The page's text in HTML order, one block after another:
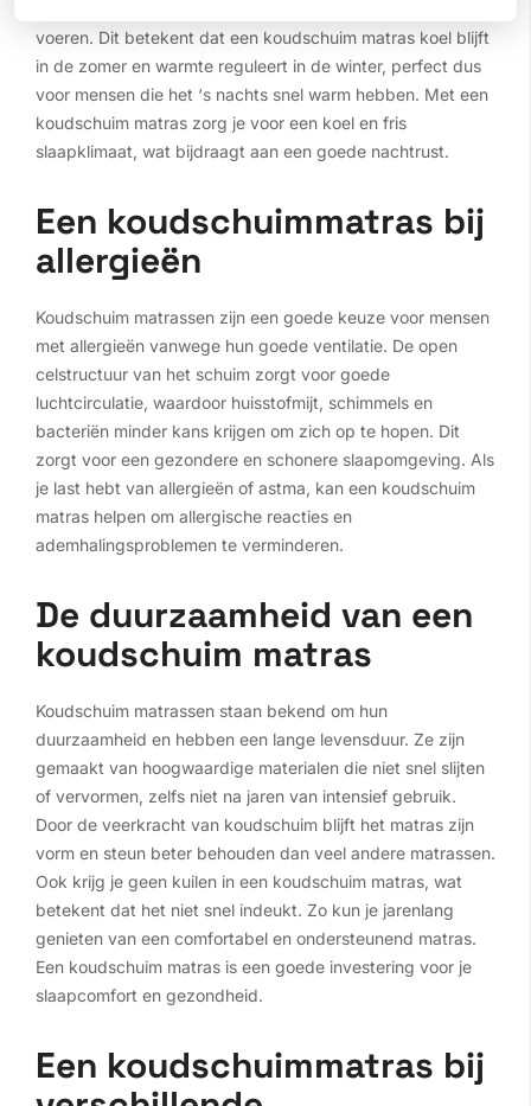
voeren. Dit betekent dat een koudschuim matras koel blijft
in de zomer en warmte reguleert in de winter, perfect dus
voor mensen die het ‘s nachts snel warm hebben. Met een
koudschuim matras zorg je voor een koel en fris
slaapklimaat, wat bijdraagt aan een goede nachtrust.
Een koudschuimmatras bij
allergieën
Koudschuim matrassen zijn een goede keuze voor mensen
met allergieën vanwege hun goede ventilatie. De open
celstructuur van het schuim zorgt voor goede
luchtcirculatie, waardoor huisstofmijt, schimmels en
bacteriën minder kans krijgen om zich op te hopen. Dit
zorgt voor een gezondere en schonere slaapomgeving. Als
je last hebt van allergieën of astma, kan een koudschuim
matras helpen om allergische reacties en
ademhalingsproblemen te verminderen.
De duurzaamheid van een
koudschuim matras
Koudschuim matrassen staan bekend om hun
duurzaamheid en hebben een lange levensduur. Ze zijn
gemaakt van hoogwaardige materialen die niet snel slijten
of vervormen, zelfs niet na jaren van intensief gebruik.
Door de veerkracht van koudschuim blijft het matras zijn
vorm en steun beter behouden dan veel andere matrassen.
Ook krijg je geen kuilen in een koudschuim matras, wat
betekent dat het niet snel indeukt. Zo kun je jarenlang
genieten van een comfortabel en ondersteunend matras.
Een koudschuim matras is een goede investering voor je
slaapcomfort en gezondheid.
Een koudschuimmatras bij